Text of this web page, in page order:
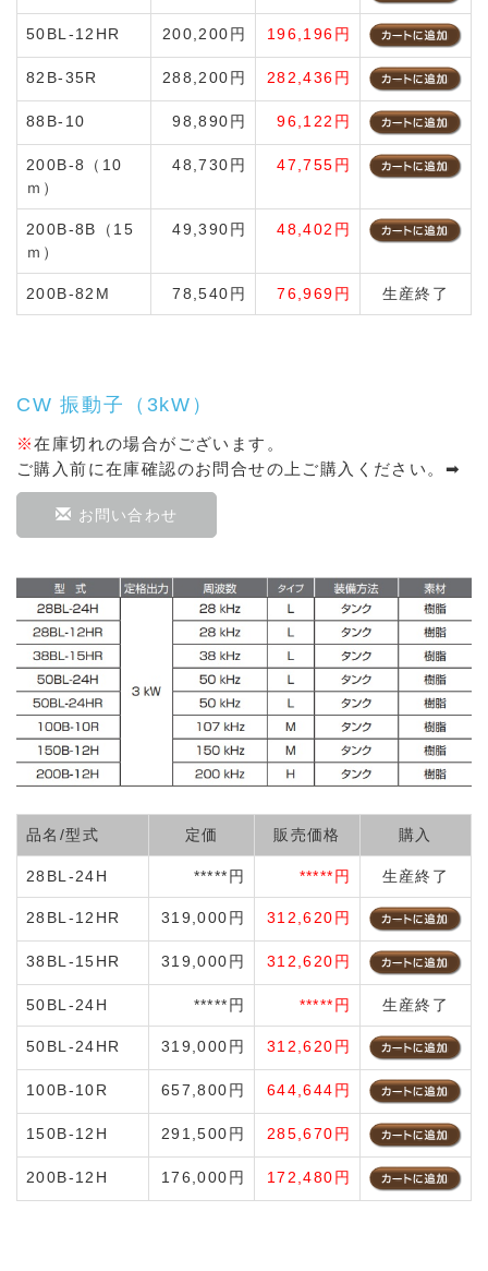
50BL-12HR 200,200円 196,196円
82B-35R 288,200円 282,436円
88B-10 98,890円 96,122円
200B-8（10
ｍ）
48,730円 47,755円
200B-8B（15
ｍ）
49,390円 48,402円
200B-82M 78,540円 76,969円 生産終了
CW 振動子（3kW）
※在庫切れの場合がございます。
ご購入前に在庫確認のお問合せの上ご購入ください。➡
お問い合わせ
品名/型式 定価 販売価格 購入
28BL-24H *****円 *****円 生産終了
28BL-12HR 319,000円 312,620円
38BL-15HR 319,000円 312,620円
50BL-24H *****円 *****円 生産終了
50BL-24HR 319,000円 312,620円
100B-10R 657,800円 644,644円
150B-12H 291,500円 285,670円
200B-12H 176,000円 172,480円